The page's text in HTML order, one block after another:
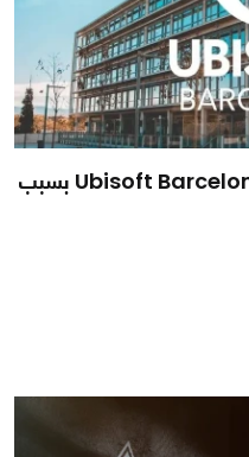
تصاعد الاحتجاجات داخل أروقة Ubisoft Barcelona بسبب